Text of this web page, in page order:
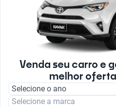
Venda seu carro e
melhor
Selecione o ano
Selecione a marca